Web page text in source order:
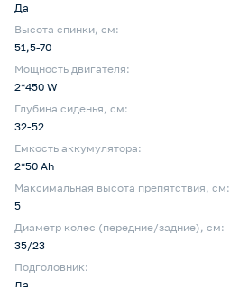
Да
Высота спинки, см:
51,5-70
Мощность двигателя:
2*450 W
Глубина сиденья, cм:
32-52
Емкость аккумулятора:
2*50 Ah
Максимальная высота препятствия, см:
5
Диаметр колес (передние/задние), см:
35/23
Подголовник: